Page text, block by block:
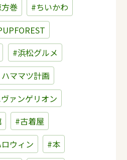
巻
#ちいかわ
#浜松グルメ
ママツ計画
ァンゲリオン
#古着屋
ウィン
#本